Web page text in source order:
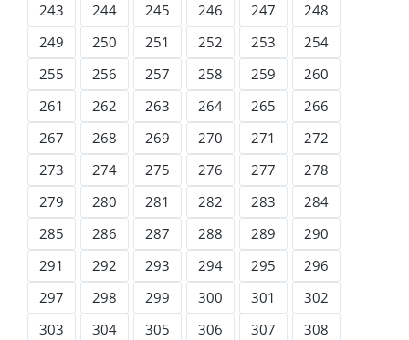
243
244 245 246 247
248
249
250 251 252 253
254
255
256 257 258 259
260
261
262 263 264 265
266
267
268 269 270 271
272
273
274 275 276 277
278
279
280 281 282 283
284
285
286 287 288 289
290
291
292 293 294 295
296
297
298 299 300 301
302
303
304 305 306 307
308